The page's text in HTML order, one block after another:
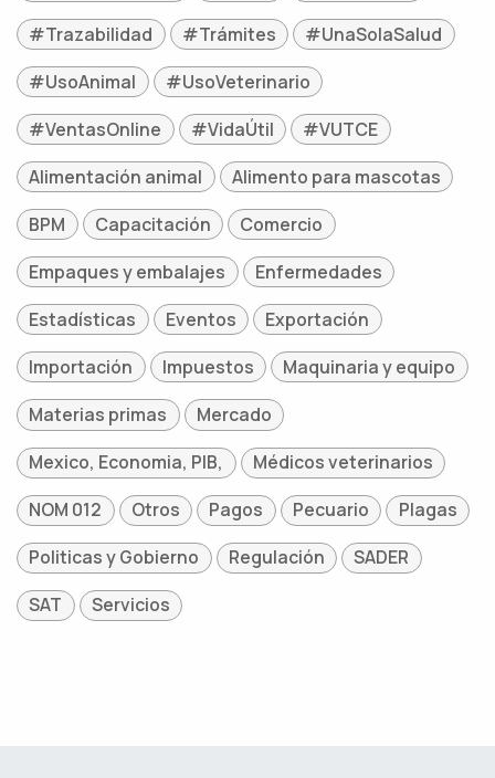
#Trazabilidad
#Trámites
#UnaSolaSalud
#UsoAnimal
#UsoVeterinario
#VentasOnline
#VidaÚtil
#VUTCE
Alimentación animal
Alimento para mascotas
BPM
Capacitación
Comercio
Empaques y embalajes
Enfermedades
Estadísticas
Eventos
Exportación
Importación
Impuestos
Maquinaria y equipo
Materias primas
Mercado
Mexico, Economia, PIB,
Médicos veterinarios
NOM 012
Otros Pagos Pecuario
Plagas
Politicas y Gobierno
Regulación
SADER
SAT
Servicios